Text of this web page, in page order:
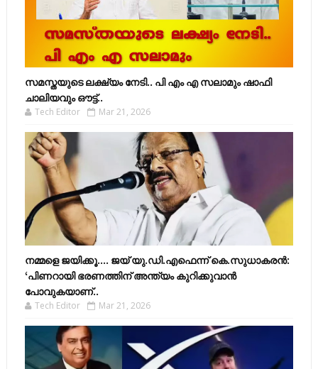
സമസ്തയുടെ ലക്ഷ്യം നേടി.. പി എം എ സലാമും ഷാഫി
ചാലിയവും ഔട്ട്..
Tech Editor Mar 21, 2026
നമ്മളെ ജയിക്കൂ.... ജയ് യു.ഡി.എഫെന്ന് കെ.സുധാകരൻ:
‘പിണറായി ഭരണത്തിന് അന്ത്യം കുറിക്കുവാൻ
പോവുകയാണ്..
Tech Editor Mar 21, 2026